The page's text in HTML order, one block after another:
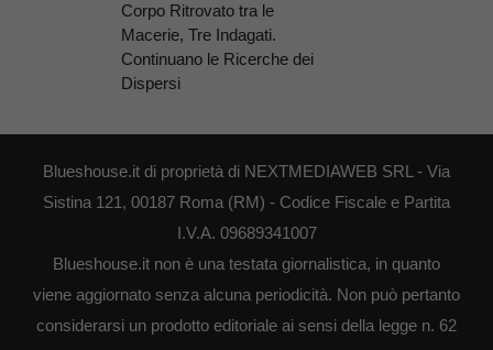
Corpo Ritrovato tra le
Macerie, Tre Indagati.
Continuano le Ricerche dei
Dispersi
Blueshouse.it di proprietà di NEXTMEDIAWEB SRL - Via
Sistina 121, 00187 Roma (RM) - Codice Fiscale e Partita
I.V.A. 09689341007
Blueshouse.it non è una testata giornalistica, in quanto
viene aggiornato senza alcuna periodicità. Non può pertanto
considerarsi un prodotto editoriale ai sensi della legge n. 62